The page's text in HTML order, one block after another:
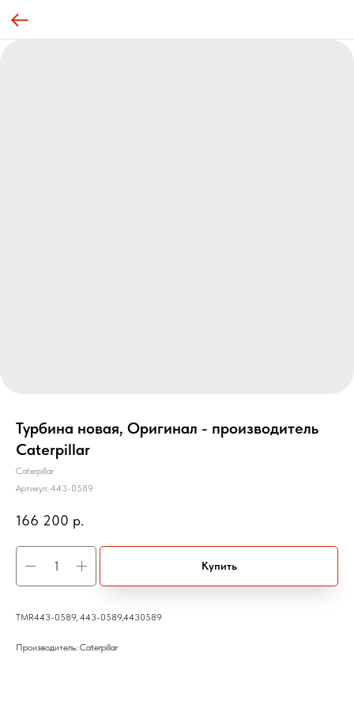
Турбина новая, Оригинал - производитель
Caterpillar
Caterpillar
Артикул: 443-0589
166 200 р.
Купить
TMR443-0589, 443-0589,4430589
Производитель: Caterpillar